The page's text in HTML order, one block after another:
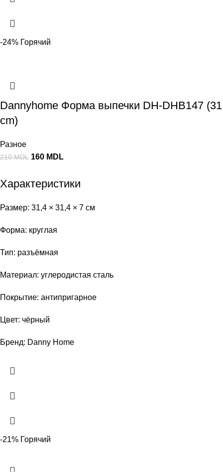
-24% Горячий
Dannyhome Форма выпечки DH-DHB147 (31
cm)
Разное
210MDL 160 MDL
Характеристики
Размер: 31,4 × 31,4 × 7 см
Форма: круглая
Тип: разъёмная
Материал: углеродистая сталь
Покрытие: антипригарное
Цвет: чёрный
Бренд: Danny Home
-21% Горячий